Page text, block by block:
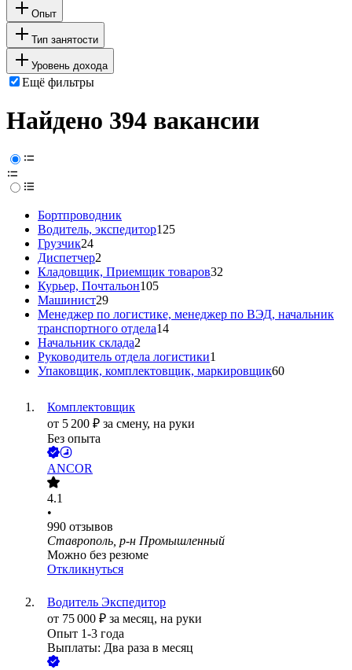
Опыт
Тип занятости
Уровень дохода
Ещё фильтры
Найдено 394 вакансии
Бортпроводник
Водитель, экспедитор125
Грузчик24
Диспетчер2
Кладовщик, Приемщик товаров32
Курьер, Почтальон105
Машинист29
Менеджер по логистике, менеджер по ВЭД, начальник
транспортного отдела14
Начальник склада2
Руководитель отдела логистики1
Упаковщик, комплектовщик, маркировщик60
Комплектовщик
от 5 200 ₽ за смену, на руки
Без опыта
ANCOR
4.1
•
990 отзывов
Ставрополь, р-н Промышленный
Можно без резюме
Откликнуться
Водитель Экспедитор
от 75 000 ₽ за месяц, на руки
Опыт 1-3 года
Выплаты: Два раза в месяц